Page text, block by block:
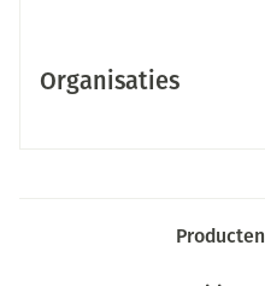
Organisaties
Producten